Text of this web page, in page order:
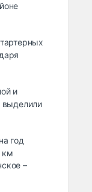
и
выделили
год
км
–